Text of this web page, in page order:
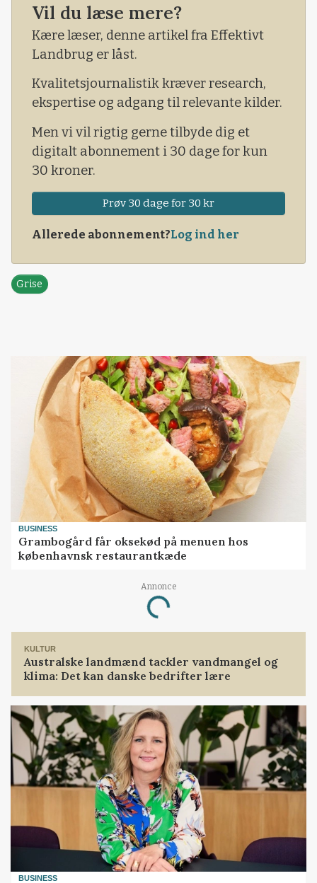
Danmark.
- Kontrollen viser endnu en gang, at vi ikke kan
forvente, at EU-reglerne overholdes af alle
transportører. Det understreger
Vil du læse mere?
Kære læser, denne artikel fra Effektivt
Landbrug er låst.
Kvalitetsjournalistik kræver research,
ekspertise og adgang til relevante kilder.
Men vi vil rigtig gerne tilbyde dig et
digitalt abonnement i 30 dage for kun
30 kroner.
Prøv 30 dage for 30 kr
Allerede abonnement?Log ind her
Grise
BUSINESS
Grambogård får oksekød på menuen hos
københavnsk restaurantkæde
Annonce
Loading...
KULTUR
Australske landmænd tackler vandmangel og
klima: Det kan danske bedrifter lære
BUSINESS